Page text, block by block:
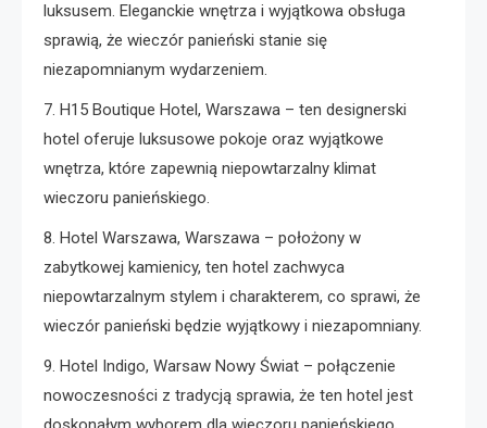
luksusem. Eleganckie wnętrza i wyjątkowa obsługa
sprawią, że wieczór panieński stanie się
niezapomnianym wydarzeniem.
7. H15 Boutique Hotel, Warszawa – ten designerski
hotel oferuje luksusowe pokoje oraz wyjątkowe
wnętrza, które zapewnią niepowtarzalny klimat
wieczoru panieńskiego.
8. Hotel Warszawa, Warszawa – położony w
zabytkowej kamienicy, ten hotel zachwyca
niepowtarzalnym stylem i charakterem, co sprawi, że
wieczór panieński będzie wyjątkowy i niezapomniany.
9. Hotel Indigo, Warsaw Nowy Świat – połączenie
nowoczesności z tradycją sprawia, że ten hotel jest